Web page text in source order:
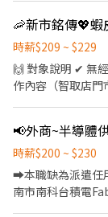
撥打電話詢問/預
賴:@positionhr(含
入後請傳: 職缺截
水機/咖啡機/冰箱/置物櫃
定班別：不需輪班 ➪表現良好 可 轉 正
—————————————————— 《 工作
—————————————————— 《工
時薪$209 ~ $229
🙌 對象說明 ✔ 無
作內容（智取店門
教育訓練&實體實
班：07:00–12:00
職： 🌙 晚班：
- 22:30排班) - 每
時薪$200 ~ $230
➡️本職缺為派遣任用，
南市南科台積電Fab14、